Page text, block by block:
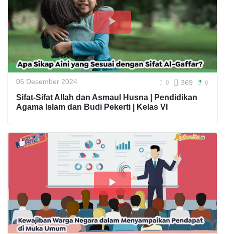
05 Desember 2024 0 369 0
Sifat-Sifat Allah dan Asmaul Husna | Pendidikan
Agama Islam dan Budi Pekerti | Kelas VI